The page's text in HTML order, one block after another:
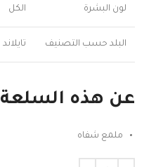
لون البشرة الكل
البلد حسب التصنيف تايلاند
عن هذه السلعة
ملمع شفاه